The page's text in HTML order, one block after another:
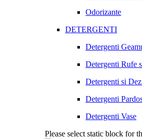
Odorizante
DETERGENTI
Detergenti
Detergenti Rufe
Detergenti si
Detergenti
Detergenti Vase
Please select static block for